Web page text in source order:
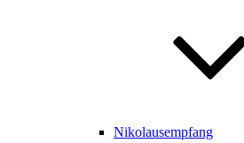
Nikolausempfang